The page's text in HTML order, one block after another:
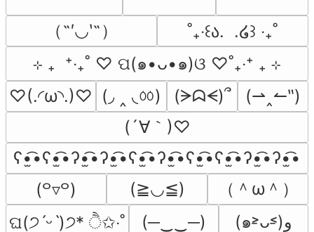
（˶′◡‵˶）
˚₊‧꒰ა.  .໒꒱ ‧₊˚
⊹ ₊  ⁺‧₊˚ ♡ ପ(๑•ᴗ•๑)ଓ ♡˚₊‧⁺ ₊ ⊹
♡(.◜ω◝.)♡ (◞ ‸ ◟ㆀ) (ᗒᗣᗕ)՞
(⇀‸↼‶)
(´∀｀)♡
ʕ•̫͡•ʕ•̫͡•ʔ•̫͡•ʔ•̫͡•ʕ•̫͡•ʔ•̫͡•ʕ•̫͡•ʕ•̫͡•ʔ•̫͡•ʔ•̫͡•
(꒪▿꒪)
(≧◡≦)
（＾ω＾）
ଘ(੭ˊᵕˋ)੭* ੈ✩‧˚
(─‿‿─) (๑˃̵ᴗ˂̵)و